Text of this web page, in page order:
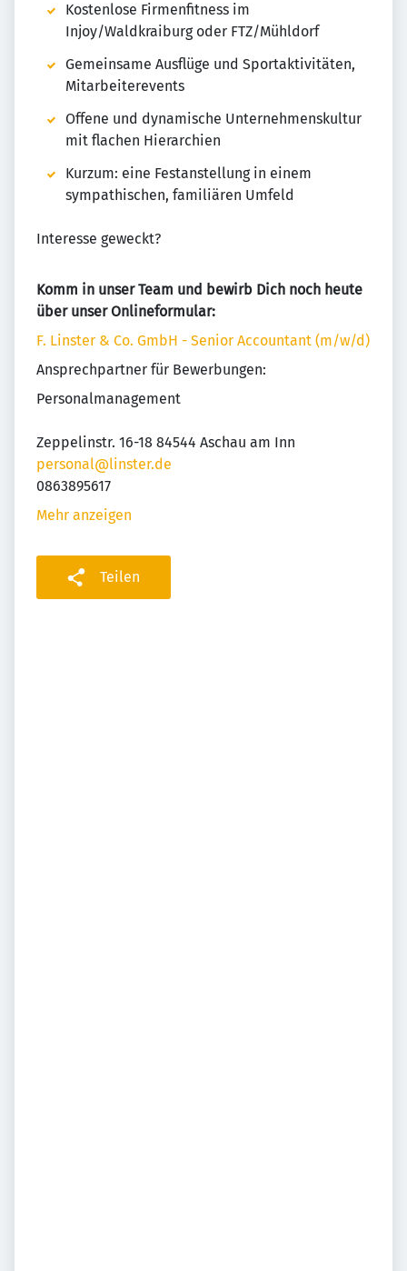
Kostenlose Firmenfitness im
Injoy/Waldkraiburg oder FTZ/Mühldorf
Gemeinsame Ausflüge und Sportaktivitäten,
Mitarbeiterevents
Offene und dynamische Unternehmenskultur
mit flachen Hierarchien
Kurzum: eine Festanstellung in einem
sympathischen, familiären Umfeld
Interesse geweckt?
Komm in unser Team und bewirb Dich noch heute
über unser Onlineformular:
F. Linster & Co. GmbH - Senior Accountant (m/w/d)
Ansprechpartner für Bewerbungen:
Personalmanagement
Zeppelinstr. 16-18 84544 Aschau am Inn
personal@linster.de
0863895617
Mehr anzeigen
Teilen